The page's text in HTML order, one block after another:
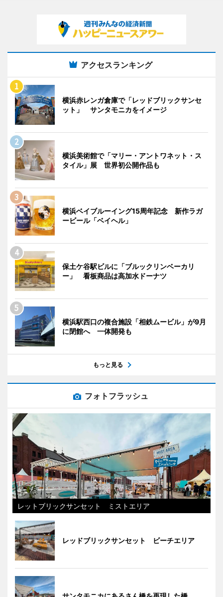
アクセスランキング
横浜赤レンガ倉庫で「レッドブリックサンセ
ット」 サンタモニカをイメージ
横浜美術館で「マリー・アントワネット・ス
タイル」展 世界初公開作品も
横浜ベイブルーイング15周年記念 新作ラガ
ービール「ベイヘル」
保土ケ谷駅ビルに「ブルックリンベーカリ
ー」 看板商品は高加水ドーナツ
横浜駅西口の複合施設「相鉄ムービル」が9月
に閉館へ 一体開発も
もっと見る
フォトフラッシュ
レットブリックサンセット ミストエリア
レッドブリックサンセット ビーチエリア